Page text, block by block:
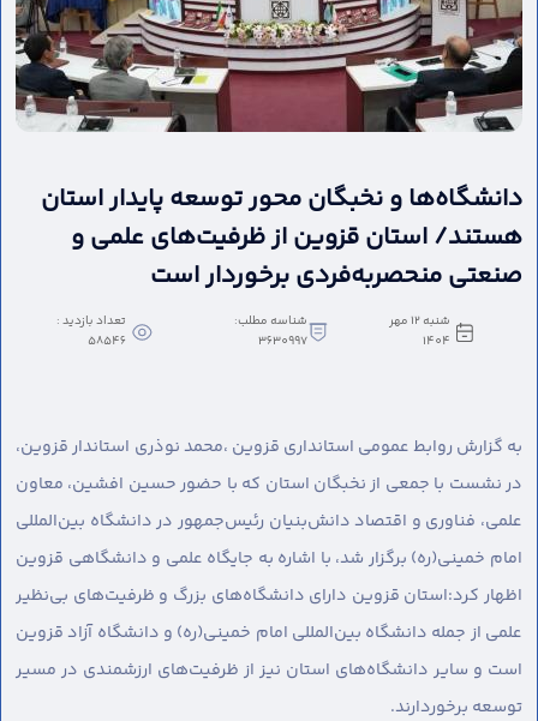
دانشگاه‌ها و نخبگان محور توسعه پایدار استان
هستند/ استان قزوین از ظرفیت‌های علمی و
صنعتی منحصربه‌فردی برخوردار است
شنبه 12 مهر
1404
شناسه مطلب:
3630997
تعداد بازدید :
58546
به گزارش روابط عمومی استانداری قزوین ،محمد نوذری استاندار قزوین،
در نشست با جمعی از نخبگان استان که با حضور حسین افشین، معاون
علمی، فناوری و اقتصاد دانش‌بنیان رئیس‌جمهور در دانشگاه بین‌المللی
امام خمینی(ره) برگزار شد، با اشاره به جایگاه علمی و دانشگاهی قزوین
اظهار کرد:استان قزوین دارای دانشگاه‌های بزرگ و ظرفیت‌های بی‌نظیر
علمی از جمله دانشگاه بین‌المللی امام خمینی(ره) و دانشگاه آزاد قزوین
است و سایر دانشگاه‌های استان نیز از ظرفیت‌های ارزشمندی در مسیر
توسعه برخوردارند.